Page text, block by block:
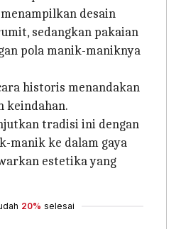
desain
sedangkan pakaian
pola manik-maniknya
historis menandakan
keindahan.
tradisi ini dengan
manik ke dalam gaya
estetika yang
20% selesai